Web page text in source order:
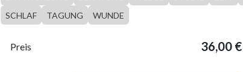
SCHLAF
TAGUNG WUNDE
Preis 36,00€